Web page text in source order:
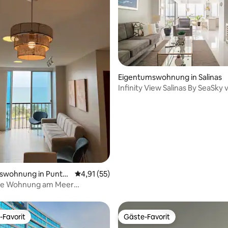
4,96 von 5, 27 Bewertungen
in Punta
Durchschnittliche Bewertung: 4,91 von 5,
4,91 (55)
Wohnung am Meer
Eigentumswohnung in Salinas
Infinity View Salinas By SeaSky
Gäste-Favorit.
Favorit Gäste-Favorit
Gäste-Favorit